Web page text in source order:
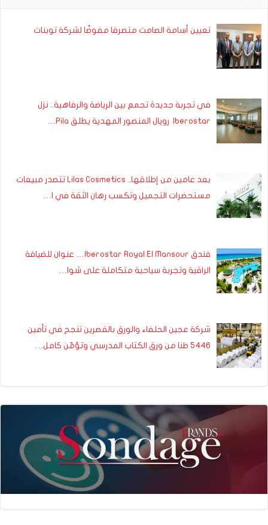
تعيين أسامة الصامت متصرفا مفوضًا لشركة توبنات
في تجربة جديدة تجمع بين الرياضة والرفاهية.. نزل
Iberostar رويال المنصور المهدية يطلق Pila…
بعد عامين من إطلاقها.. Lilas Cosmetics تتصدر مبيعات
مستحضرات التجميل وتكسب رهان الثقة في ا…
فندق Iberostar Royal El Mansour… عنوان للضيافة
الراقية وتجربة سياحية متكاملة على شوا…
شركة عجين الحلفاء والورق بالقصرين تنجح في تأمين
5446 طنا من ورق الكتاب المدرسي وتؤمّن كامل…